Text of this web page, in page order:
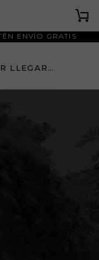
ENVÍO GRATIS
LLEGAR…